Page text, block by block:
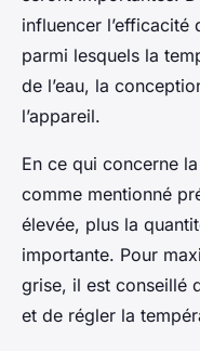
influencer l’efficacité
parmi lesquels la
de l’eau, la
l’appareil.
En ce qui concerne
comme mentionné
élevée, plus la
importante. Pour
grise, il est conseillé
et de régler la